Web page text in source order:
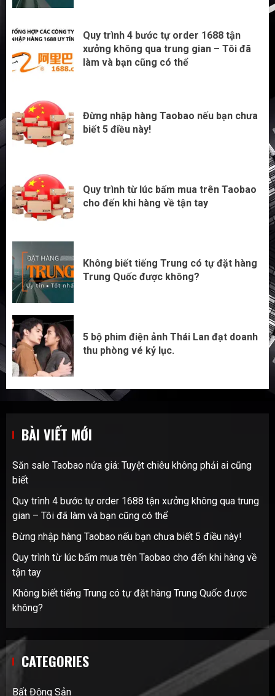
2
Đừng nhập hàng Taobao nếu bạn chưa
biết 5 điều này!
Quy trình 4 bước tự order 1688 tận
xưởng không qua trung gian – Tôi đã
làm và bạn cũng có thể
Đừng nhập hàng Taobao nếu bạn chưa
biết 5 điều này!
Quy trình từ lúc bấm mua trên Taobao
cho đến khi hàng về tận tay
Không biết tiếng Trung có tự đặt hàng
Trung Quốc được không?
5 bộ phim điện ảnh Thái Lan đạt doanh
thu phòng vé kỷ lục.
BÀI VIẾT MỚI
Săn sale Taobao nửa giá: Tuyệt chiêu không phải ai cũng
biết
Quy trình 4 bước tự order 1688 tận xưởng không qua trung
gian – Tôi đã làm và bạn cũng có thể
Đừng nhập hàng Taobao nếu bạn chưa biết 5 điều này!
Quy trình từ lúc bấm mua trên Taobao cho đến khi hàng về
tận tay
Không biết tiếng Trung có tự đặt hàng Trung Quốc được
không?
CATEGORIES
Bất Động Sản